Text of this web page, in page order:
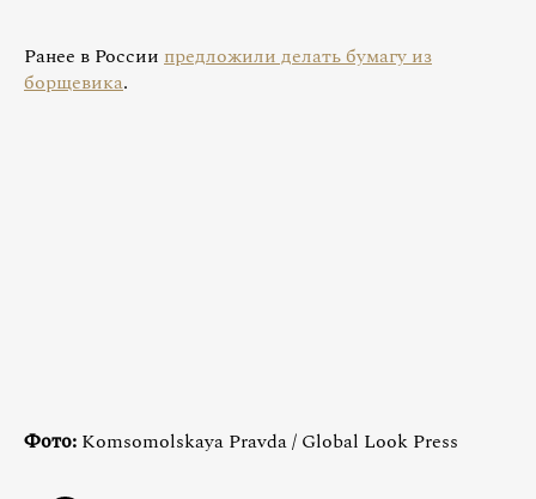
Ранее в России предложили делать бумагу из
борщевика.
Фото: Komsomolskaya Pravda / Global Look Press